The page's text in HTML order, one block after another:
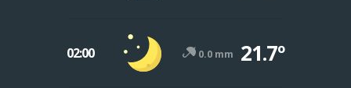
02:00 0.0 mm 21.7º